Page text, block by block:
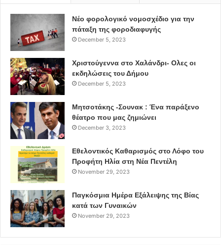
Προσκαλώντας και πάλι στη σκηνή του Θεάτρου Παλλάς
τηΛιζέτα Καλημέρη
τονΓιάννη Παπαγεωργίου, τον Φώτη Σιώτα και
τηΝεφέλη Φασούλη, η Τάνια Τσανακλίδου σκύβει με
αγάπη, σεβασμό και φρέσκια ματιά στο ανεξάντλητο και
τονΚώστα Νικολόπουλουνα διευθύνει την ορχήστρα
και να ενορχηστρώνει, στήνει μια σπάνια μουσική γιορτή
προς τιμήν του.
Μια σπουδαία καλλιτεχνική ομάδα υπό την Τάνια
Τσανακλίδου έρχεται με λόγια μόνο της καρδιάς στο
Θέατρο Παλλάς για να μας ξεναγήσει στο αστείρευτο
μουσικό σύμπαν του Γιάννη Σπανού. Στο μαγευτικό αυτό
ταξίδι θα είμαστε όλοι εκεί.
INFO
Νέο φορολογικό νομοσχέδιο για την
πάταξη της φοροδιαφυγής
December 5, 2023
Χριστούγεννα στο Χαλάνδρι- Ολες οι
εκδηλώσεις του Δήμου
December 5, 2023
Μητσοτάκης -Σουνακ : Ένα παράξενο
θέατρο που μας ζημιώνει
December 3, 2023
Εθελοντικός Καθαρισμός στο Λόφο του
Προφήτη Ηλία στη Νέα Πεντέλη
November 29, 2023
Παγκόσμια Ημέρα Εξάλειψης της Βίας
κατά των Γυναικών
November 29, 2023